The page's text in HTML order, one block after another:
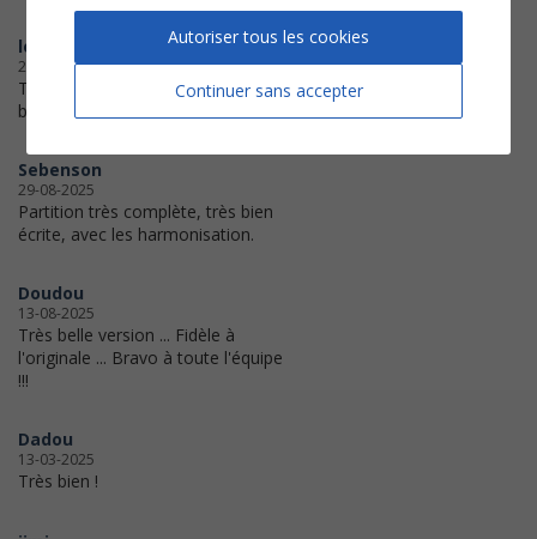
loujazz
24-04-2026
Très belle partition! Merci
beaucoup!
Sebenson
29-08-2025
Partition très complète, très bien
écrite, avec les harmonisation.
Doudou
13-08-2025
Très belle version ... Fidèle à
l'originale ... Bravo à toute l'équipe
!!!
Dadou
13-03-2025
Très bien !
Continuer sans accepter
Autoriser tous les cookies